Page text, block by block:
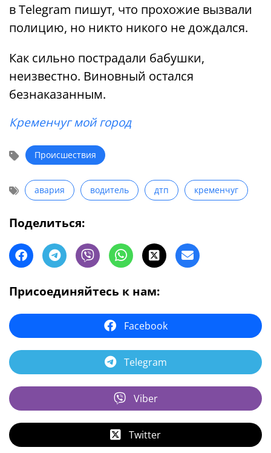
в Telegram пишут, что прохожие вызвали
полицию, но никто никого не дождался.
Как сильно пострадали бабушки,
неизвестно. Виновный остался
безнаказанным.
Кременчуг мой город
Происшествия
авария водитель дтп кременчуг
Поделиться:
Присоединяйтесь к нам:
Facebook
Telegram
Viber
Twitter